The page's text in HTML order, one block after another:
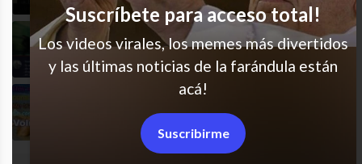
Ay es muy bueno
Suscríbete para acceso total!
Los videos virales, los memes más divertidos
y las últimas noticias de la farándula están
acá!
Suscribirme